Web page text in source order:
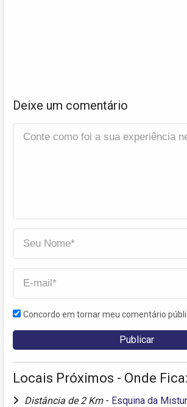
Deixe um comentário
Concordo em tornar meu comentário
Locais Próximos - Onde Fica:
Distância de 2 Km - Esquina da